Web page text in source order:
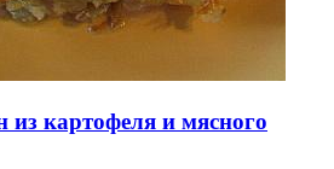
из картофеля и мясного